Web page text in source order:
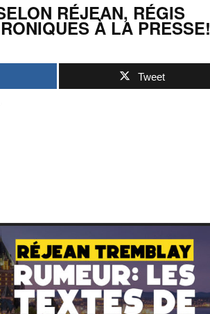
RÉJEAN, RÉGIS
À LA PRESSE!
Tweet